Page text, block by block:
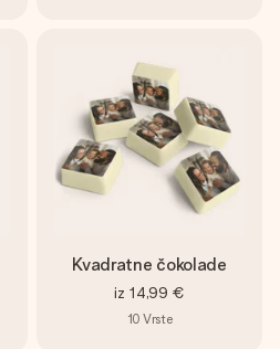
Kvadratne čokolade
iz 14,99 €
10 Vrste